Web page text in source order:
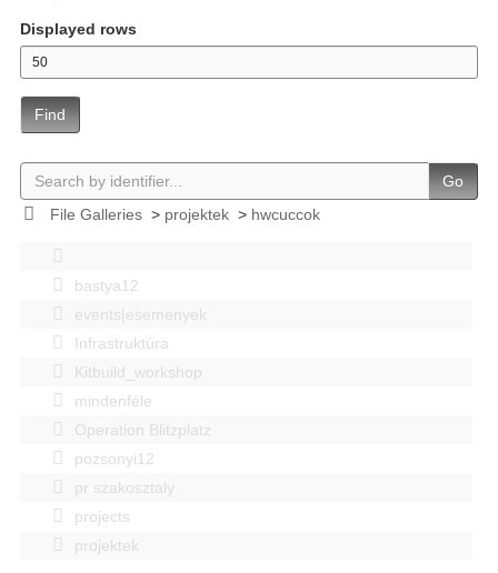
Displayed rows
Find
Go
File Galleries> projektek> hwcuccok
bastya12
events|esemenyek
Infrastruktúra
Kitbuild_workshop
mindenféle
Operation Blitzplatz
pozsonyi12
pr szakosztaly
projects
projektek